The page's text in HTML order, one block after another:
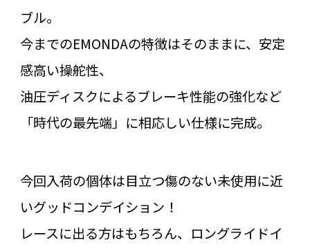
ブル。
今までのEMONDAの特徴はそのままに、安定
感高い操舵性、
油圧ディスクによるブレーキ性能の強化など
「時代の最先端」に相応しい仕様に完成。
今回入荷の個体は目立つ傷のない未使用に近
いグッドコンデイション！
レースに出る方はもちろん、ロングライドイ